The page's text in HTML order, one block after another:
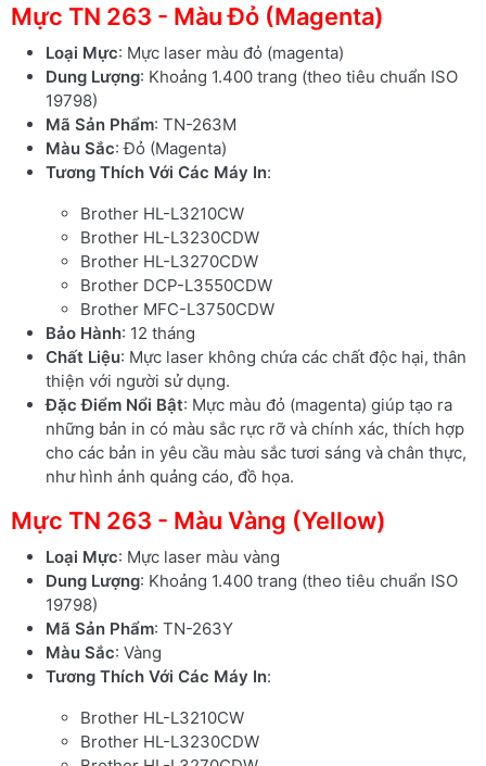
Mực TN 263 - Màu Đỏ (Magenta)
Loại Mực: Mực laser màu đỏ (magenta)
Dung Lượng: Khoảng 1.400 trang (theo tiêu chuẩn ISO
19798)
Mã Sản Phẩm: TN-263M
Màu Sắc: Đỏ (Magenta)
Tương Thích Với Các Máy In:
Brother HL-L3210CW
Brother HL-L3230CDW
Brother HL-L3270CDW
Brother DCP-L3550CDW
Brother MFC-L3750CDW
Bảo Hành: 12 tháng
Chất Liệu: Mực laser không chứa các chất độc hại, thân
thiện với người sử dụng.
Đặc Điểm Nổi Bật: Mực màu đỏ (magenta) giúp tạo ra
những bản in có màu sắc rực rỡ và chính xác, thích hợp
cho các bản in yêu cầu màu sắc tươi sáng và chân thực,
như hình ảnh quảng cáo, đồ họa.
Mực TN 263 - Màu Vàng (Yellow)
Loại Mực: Mực laser màu vàng
Dung Lượng: Khoảng 1.400 trang (theo tiêu chuẩn ISO
19798)
Mã Sản Phẩm: TN-263Y
Màu Sắc: Vàng
Tương Thích Với Các Máy In:
Brother HL-L3210CW
Brother HL-L3230CDW